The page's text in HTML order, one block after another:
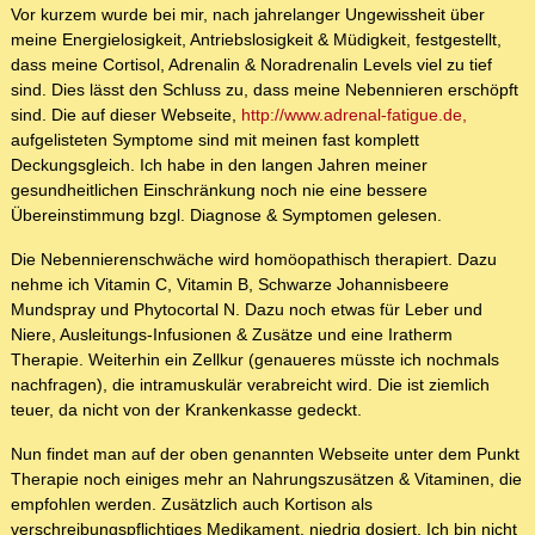
Vor kurzem wurde bei mir, nach jahrelanger Ungewissheit über
meine Energielosigkeit, Antriebslosigkeit & Müdigkeit, festgestellt,
dass meine Cortisol, Adrenalin & Noradrenalin Levels viel zu tief
sind. Dies lässt den Schluss zu, dass meine Nebennieren erschöpft
sind. Die auf dieser Webseite, http://www.adrenal-fatigue.de,
aufgelisteten Symptome sind mit meinen fast komplett
Deckungsgleich. Ich habe in den langen Jahren meiner
gesundheitlichen Einschränkung noch nie eine bessere
Übereinstimmung bzgl. Diagnose & Symptomen gelesen.
Die Nebennierenschwäche wird homöopathisch therapiert. Dazu
nehme ich Vitamin C, Vitamin B, Schwarze Johannisbeere
Mundspray und Phytocortal N. Dazu noch etwas für Leber und
Niere, Ausleitungs-Infusionen & Zusätze und eine Iratherm
Therapie. Weiterhin ein Zellkur (genaueres müsste ich nochmals
nachfragen), die intramuskulär verabreicht wird. Die ist ziemlich
teuer, da nicht von der Krankenkasse gedeckt.
Nun findet man auf der oben genannten Webseite unter dem Punkt
Therapie noch einiges mehr an Nahrungszusätzen & Vitaminen, die
empfohlen werden. Zusätzlich auch Kortison als
verschreibungspflichtiges Medikament, niedrig dosiert. Ich bin nicht